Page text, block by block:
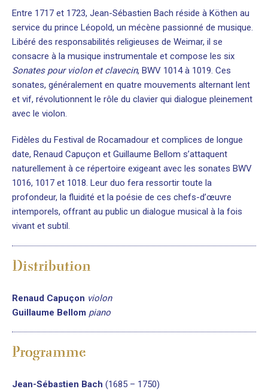
Entre 1717 et 1723, Jean-Sébastien Bach réside à Köthen au
service du prince Léopold, un mécène passionné de musique.
Libéré des responsabilités religieuses de Weimar, il se
consacre à la musique instrumentale et compose les six
Sonates pour violon et clavecin, BWV 1014 à 1019. Ces
sonates, généralement en quatre mouvements alternant lent
et vif, révolutionnent le rôle du clavier qui dialogue pleinement
avec le violon.
Fidèles du Festival de Rocamadour et complices de longue
date, Renaud Capuçon et Guillaume Bellom s’attaquent
naturellement à ce répertoire exigeant avec les sonates BWV
1016, 1017 et 1018. Leur duo fera ressortir toute la
profondeur, la fluidité et la poésie de ces chefs-d’œuvre
intemporels, offrant au public un dialogue musical à la fois
vivant et subtil.
Distribution
Renaud Capuçon violon
Guillaume Bellom piano
Programme
Jean-Sébastien Bach (1685 – 1750)